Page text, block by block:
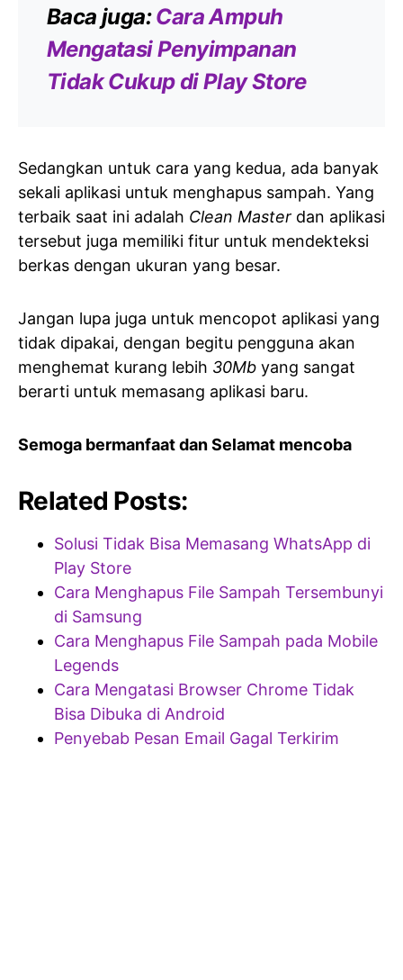
Baca juga:Cara Ampuh
Mengatasi Penyimpanan
Tidak Cukup di Play Store
Sedangkan untuk cara yang kedua, ada banyak
sekali aplikasi untuk menghapus sampah. Yang
terbaik saat ini adalah Clean Master dan aplikasi
tersebut juga memiliki fitur untuk mendekteksi
berkas dengan ukuran yang besar.
Jangan lupa juga untuk mencopot aplikasi yang
tidak dipakai, dengan begitu pengguna akan
menghemat kurang lebih 30Mb yang sangat
berarti untuk memasang aplikasi baru.
Semoga bermanfaat dan Selamat mencoba
Related Posts:
Solusi Tidak Bisa Memasang WhatsApp di
Play Store
Cara Menghapus File Sampah Tersembunyi
di Samsung
Cara Menghapus File Sampah pada Mobile
Legends
Cara Mengatasi Browser Chrome Tidak
Bisa Dibuka di Android
Penyebab Pesan Email Gagal Terkirim